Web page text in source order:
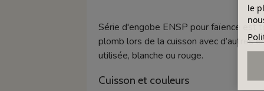
Série d'engobe ENSP pour faïence est
plomb lors de la cuisson avec d’autres
utilisée, blanche ou rouge.
Cuisson et couleurs
le